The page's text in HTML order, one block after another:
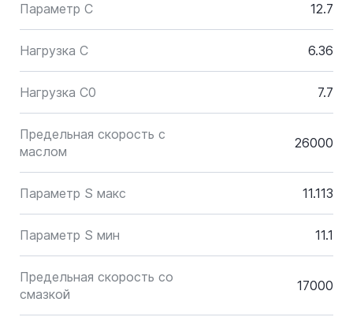
Параметр C 12.7
Нагрузка C 6.36
Нагрузка C0 7.7
Предельная скорость с
маслом
26000
Параметр S макс 11.113
Параметр S мин 11.1
Предельная скорость со
смазкой
17000